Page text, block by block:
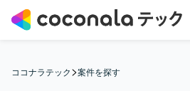
ココナラテック>案件を探す